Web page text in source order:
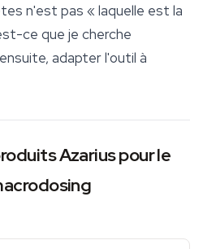
n'est pas « laquelle est la
ce que je cherche
adapter l'outil à
Azarius pour le